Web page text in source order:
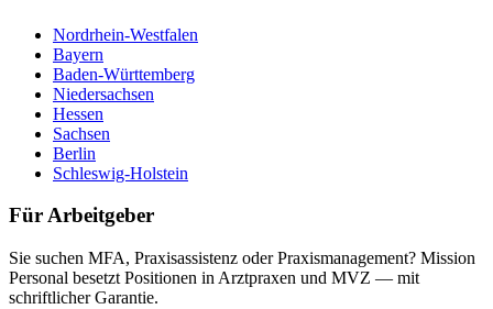
Nordrhein-Westfalen
Bayern
Baden-Württemberg
Niedersachsen
Hessen
Sachsen
Berlin
Schleswig-Holstein
Für Arbeitgeber
Sie suchen MFA, Praxisassistenz oder Praxismanagement? Mission
Personal besetzt Positionen in Arztpraxen und MVZ — mit
schriftlicher Garantie.